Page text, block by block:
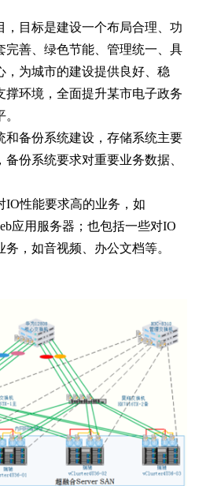
，目标是建设一个布局合理、功
完善、绿色节能、管理统一、具
，为城市的建设提供良好、稳
撑环境，全面提升某市电子政务
备份系统建设，存储系统主要
份系统要求对重要业务数据、
性能要求高的业务，如
应用服务器；也包括一些对IO
，如音视频、办公文档等。